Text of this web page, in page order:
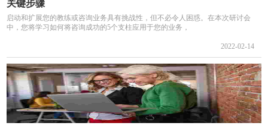
关键步骤
启动和扩展您的教练或咨询业务具有挑战性，但不必令人困惑。在本次研讨会
中，您将学习如何将咨询成功的5个支柱应用于您的业务，
2022-02-14